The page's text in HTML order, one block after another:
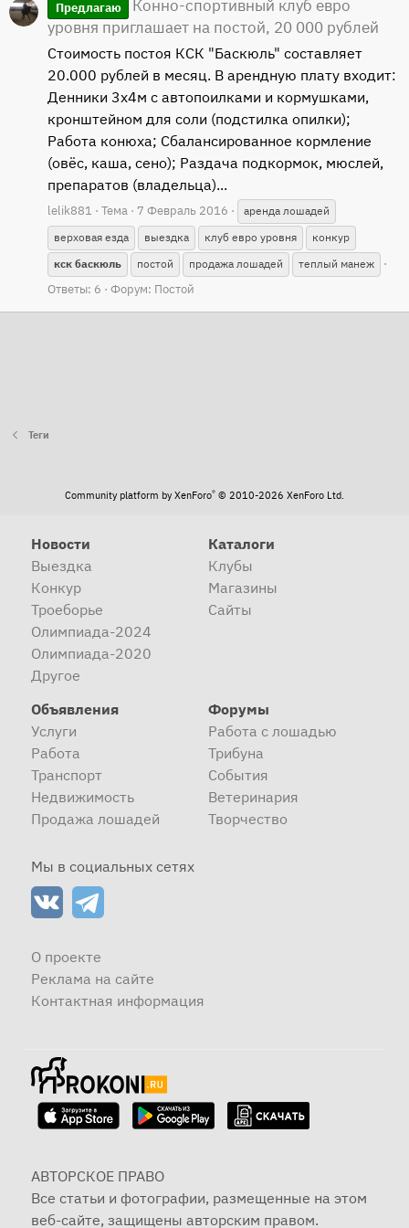
Предлагаю
Конно-спортивный клуб евро
уровня приглашает на постой, 20 000 рублей
Стоимость постоя КСК "Баскюль" составляет
20.000 рублей в месяц. В арендную плату входит:
Денники 3х4м с автопоилками и кормушками,
кронштейном для соли (подстилка опилки);
Работа конюха; Сбалансированное кормление
(овёс, каша, сено); Раздача подкормок, мюслей,
препаратов (владельца)...
lelik881 Тема 7 Февраль 2016
аренда лошадей
верховая езда
выездка клуб евро уровня
конкур
кск баскюль постой продажа лошадей теплый манеж
Ответы: 6 Форум: Постой
Теги
Community platform by XenForo® © 2010-2026 XenForo Ltd.
Новости
Выездка
Конкур
Троеборье
Олимпиада-2024
Олимпиада-2020
Другое
Каталоги
Клубы
Магазины
Сайты
Объявления
Услуги
Работа
Транспорт
Недвижимость
Продажа лошадей
Форумы
Работа с лошадью
Трибуна
События
Ветеринария
Творчество
Мы в социальных сетях
О проекте
Реклама на сайте
Контактная информация
АВТОРСКОЕ ПРАВО
Все статьи и фотографии, размещенные на этом
веб-сайте, защищены авторским правом.